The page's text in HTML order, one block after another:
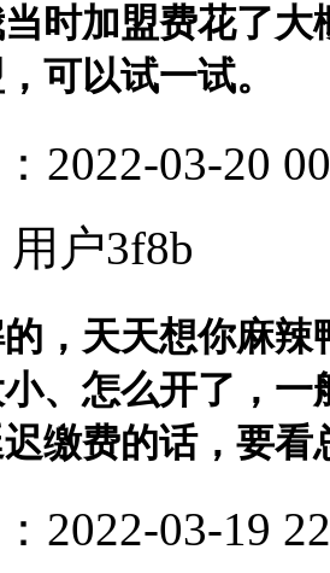
时加盟费花了
可以试一试。
2022-03-20
户3f8b
，天天想你麻
、怎么开了，
缴费的话，要
2022-03-19